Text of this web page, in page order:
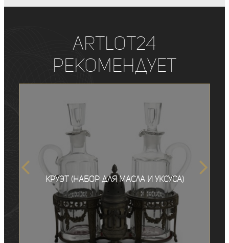
ArtLot24
рекомендует
Круэт (набор для масла и уксуса)